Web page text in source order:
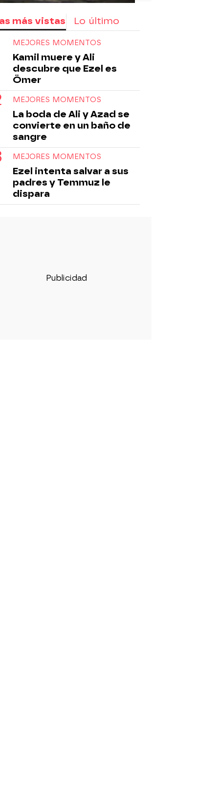
más vistas Lo último
MEJORES MOMENTOS
Kamil muere y Ali
descubre que Ezel es
Ömer
MEJORES MOMENTOS
La boda de Ali y Azad se
convierte en un baño de
sangre
MEJORES MOMENTOS
Ezel intenta salvar a sus
padres y Temmuz le
dispara